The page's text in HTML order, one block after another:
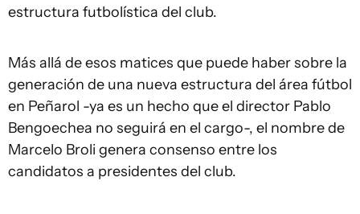
estructura futbolística del club.
Más allá de esos matices que puede haber sobre la
generación de una nueva estructura del área fútbol
en Peñarol -ya es un hecho que el director Pablo
Bengoechea no seguirá en el cargo-, el nombre de
Marcelo Broli genera consenso entre los
candidatos a presidentes del club.